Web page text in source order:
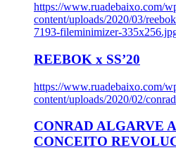
https://www.ruadebaixo.com/
content/uploads/2020/03/
7193-fileminimizer-
REEBOK x SS’20
https://www.ruadebaixo.com/
content/uploads/2020/02/
CONRAD ALGARVE
CONCEITO